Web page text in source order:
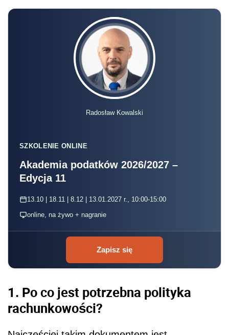
Radosław Kowalski
SZKOLENIE ONLINE
Akademia podatków 2026/2027 –
Edycja 11
13.10 | 18.11 | 8.12 | 13.01.2027 r., 10:00-15:00
online, na żywo + nagranie
Zapisz się
1. Po co jest potrzebna polityka
rachunkowości?